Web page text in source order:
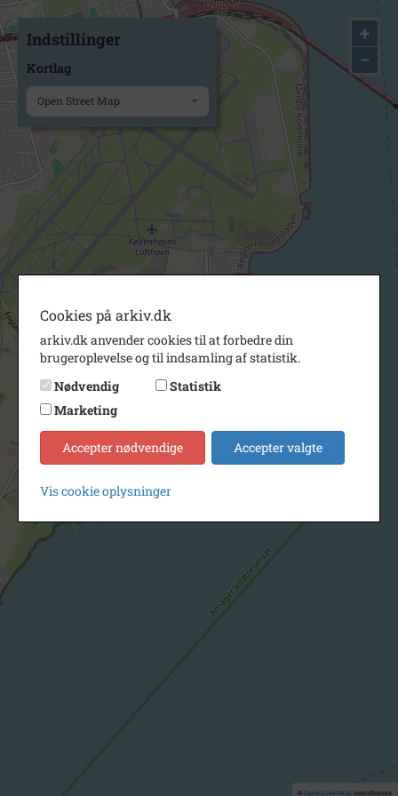
+
−
© OpenStreetMapcontributors.
Indstillinger
Kortlag
Open Street Map
Cookies på arkiv.dk
arkiv.dk anvender cookies til at forbedre din
brugeroplevelse og til indsamling af statistik.
Nødvendig
Statistik
Marketing
Accepter nødvendige Accepter valgte
Vis cookie oplysninger